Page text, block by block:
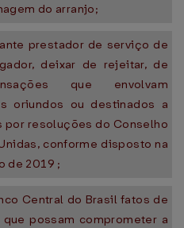
do arranjo;
prestador de serviço de
deixar de rejeitar, de
que envolvam
oriundos ou destinados a
por resoluções do Conselho
conforme disposto na
de 2019 ;
Central do Brasil fatos de
possam comprometer a